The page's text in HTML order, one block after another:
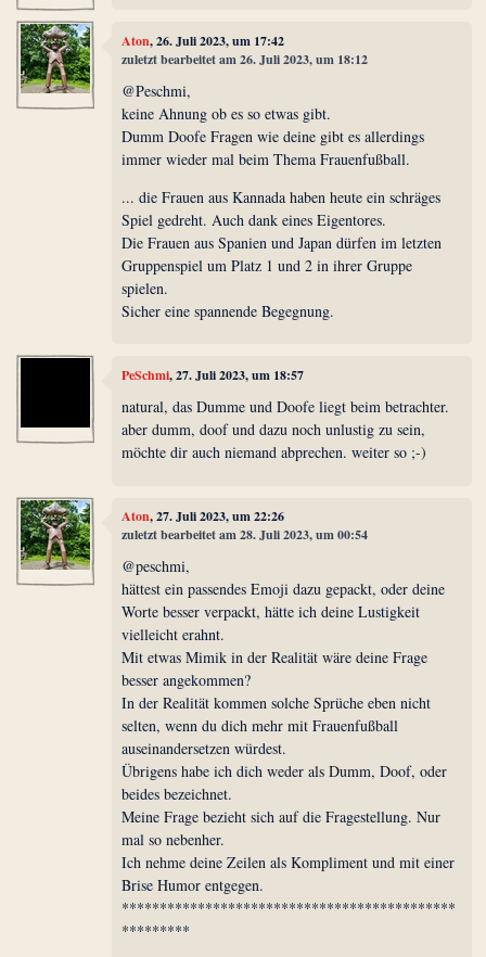
Aton, 26. Juli 2023, um 17:42
zuletzt bearbeitet am 26. Juli 2023, um 18:12
@Peschmi,
keine Ahnung ob es so etwas gibt.
Dumm Doofe Fragen wie deine gibt es allerdings
immer wieder mal beim Thema Frauenfußball.
... die Frauen aus Kannada haben heute ein schräges
Spiel gedreht. Auch dank eines Eigentores.
Die Frauen aus Spanien und Japan dürfen im letzten
Gruppenspiel um Platz 1 und 2 in ihrer Gruppe
spielen.
Sicher eine spannende Begegnung.
PeSchmi, 27. Juli 2023, um 18:57
natural, das Dumme und Doofe liegt beim betrachter.
aber dumm, doof und dazu noch unlustig zu sein,
möchte dir auch niemand abprechen. weiter so ;-)
Aton, 27. Juli 2023, um 22:26
zuletzt bearbeitet am 28. Juli 2023, um 00:54
@peschmi,
hättest ein passendes Emoji dazu gepackt, oder deine
Worte besser verpackt, hätte ich deine Lustigkeit
vielleicht erahnt.
Mit etwas Mimik in der Realität wäre deine Frage
besser angekommen?
In der Realität kommen solche Sprüche eben nicht
selten, wenn du dich mehr mit Frauenfußball
auseinandersetzen würdest.
Übrigens habe ich dich weder als Dumm, Doof, oder
beides bezeichnet.
Meine Frage bezieht sich auf die Fragestellung. Nur
mal so nebenher.
Ich nehme deine Zeilen als Kompliment und mit einer
Brise Humor entgegen.
********************************************
*********